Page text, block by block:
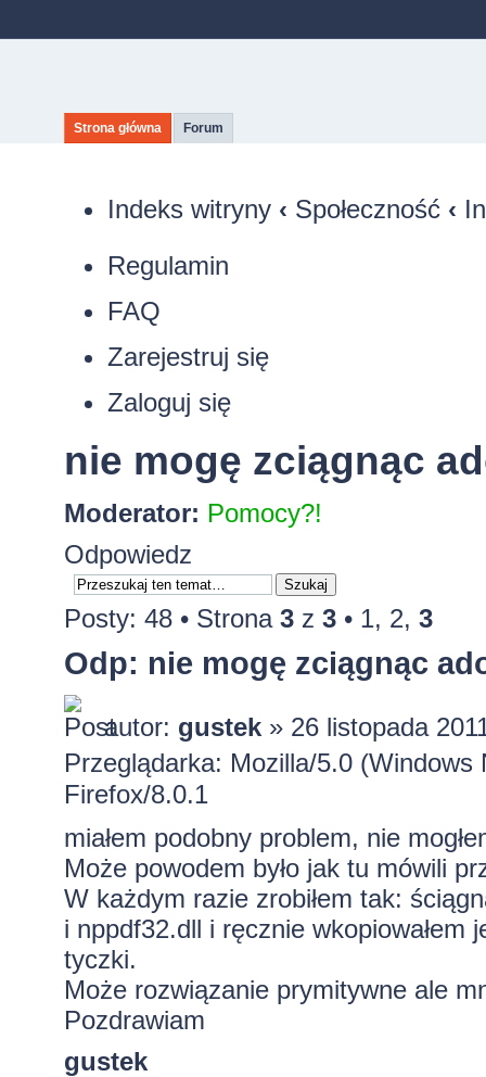
Strona główna Forum
Indeks witryny ‹ Społeczność ‹
Regulamin
FAQ
Zarejestruj się
Zaloguj się
nie mogę zciągnąc
Moderator: Pomocy?!
Odpowiedz
Posty: 48 • Strona 3z 3• 1, 2, 3
Odp: nie mogę zciągnąc
autor: gustek» 26 listopada
Przeglądarka: Mozilla/5.0
Firefox/8.0.1
miałem podobny problem, nie
Może powodem było jak tu mówili
W każdym razie zrobiłem tak:
i nppdf32.dll i ręcznie
tyczki.
Może rozwiązanie prymitywne ale
Pozdrawiam
gustek